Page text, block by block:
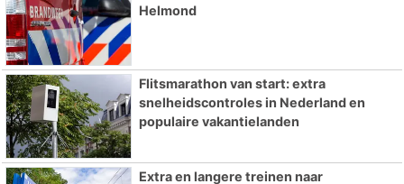
Helmond
Flitsmarathon van start: extra
snelheidscontroles in Nederland en
populaire vakantielanden
Extra en langere treinen naar